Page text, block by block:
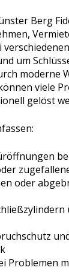
Berg
um
moderne
viele
gelöst
oder
Problemen